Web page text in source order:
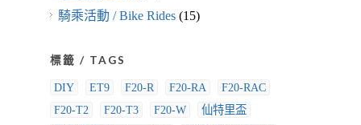
騎乘活動 / Bike Rides(15)
標籤 / TAGS
DIY ET9 F20-R F20-RA
F20-RAC
F20-T2
F20-T3 F20-W
仙特里盃